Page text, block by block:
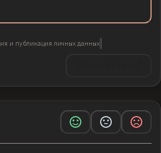
и публикация личных данных